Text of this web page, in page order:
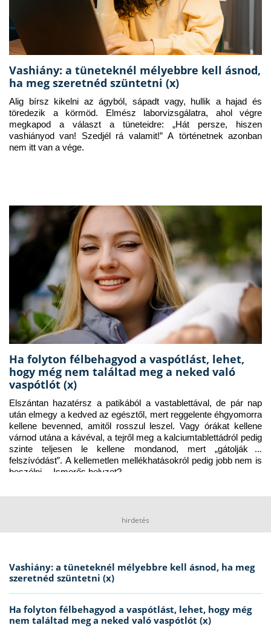
Vashiány: a tüneteknél mélyebbre kell ásnod,
ha meg szeretnéd szüntetni (x)
Alig bírsz kikelni az ágyból, sápadt vagy, hullik a hajad és
töredezik a körmöd. Elmész laborvizsgálatra, ahol végre
megkapod a választ a tüneteidre: „Hát persze, hiszen
vashiányod van! Szedjél rá valamit!” A történetnek azonban
nem itt van a vége.
Ha folyton félbehagyod a vaspótlást, lehet,
hogy még nem találtad meg a neked való
vaspótlót (x)
Elszántan hazatérsz a patikából a vastablettával, de pár nap
után elmegy a kedved az egésztől, mert reggelente éhgyomorra
kellene bevenned, amitől rosszul leszel. Vagy órákat kellene
várnod utána a kávéval, a tejről meg a kalciumtablettádról pedig
szinte teljesen le kellene mondanod, mert „gátolják a
felszívódást”. A kellemetlen mellékhatásokról pedig jobb nem is
beszélni… Ismerős helyzet?
hirdetés
Vashiány: a tüneteknél mélyebbre kell ásnod, ha meg
szeretnéd szüntetni (x)
Ha folyton félbehagyod a vaspótlást, lehet, hogy még
nem találtad meg a neked való vaspótlót (x)